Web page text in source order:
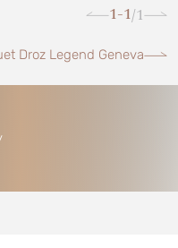
1-1/1
Droz Legend Geneva